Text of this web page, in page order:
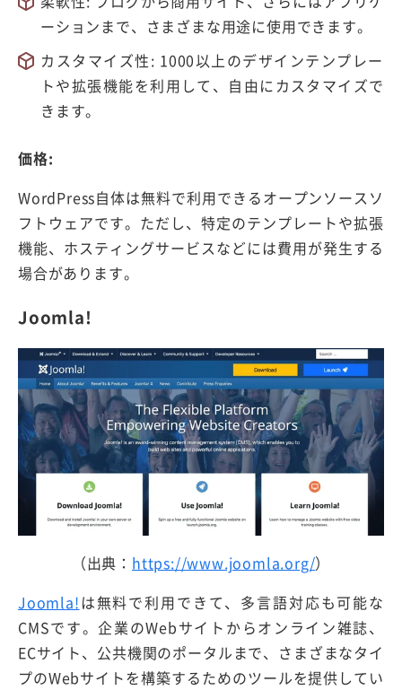
ーションまで、さまざまな用途に使用できます。
カスタマイズ性: 1000以上のデザインテンプレー
トや拡張機能を利用して、自由にカスタマイズで
きます。
価格:
WordPress自体は無料で利用できるオープンソースソ
フトウェアです。ただし、特定のテンプレートや拡張
機能、ホスティングサービスなどには費用が発生する
場合があります。
Joomla!
（出典： https://www.joomla.org/）
Joomla! は無料で利用できて、多言語対応も可能な
CMSです。企業のWebサイトからオンライン雑誌、
ECサイト、公共機関のポータルまで、さまざまなタイ
プのWebサイトを構築するためのツールを提供してい